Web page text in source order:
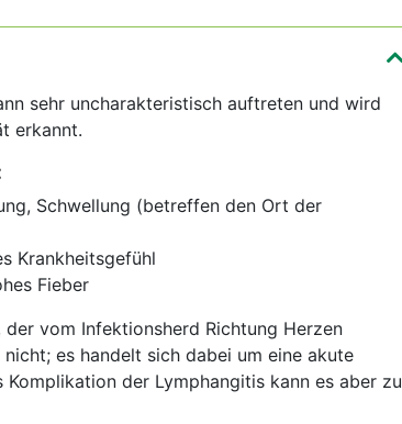
sehr uncharakteristisch auftreten und wird
erkannt.
Schwellung (betreffen den Ort der
Krankheitsgefühl
Fieber
vom Infektionsherd Richtung Herzen
es handelt sich dabei um eine akute
Komplikation der Lymphangitis kann es aber zu